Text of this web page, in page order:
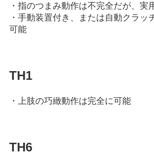
・指のつまみ動作は不完全だが、実
・手動装置付き、または自動クラッ
可能
TH1
・上肢の巧緻動作は完全に可能
TH6